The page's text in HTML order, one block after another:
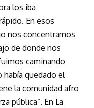
los iba
En esos
nos concentramos
de donde nos
caminando
había quedado el
la comunidad afro
pública”. En La